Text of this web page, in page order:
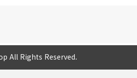
All Rights Reserved.